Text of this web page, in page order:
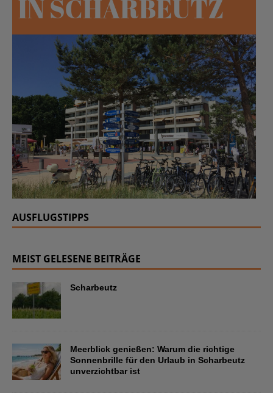
AUSFLUGSTIPPS
MEIST GELESENE BEITRÄGE
Scharbeutz
Meerblick genießen: Warum die richtige
Sonnenbrille für den Urlaub in Scharbeutz
unverzichtbar ist